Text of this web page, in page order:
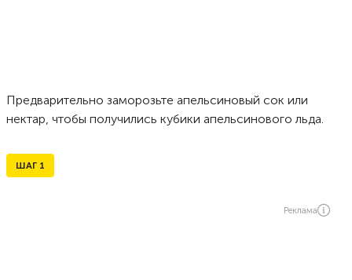
Предварительно заморозьте апельсиновый сок или
нектар, чтобы получились кубики апельсинового льда.
ШАГ 1
Реклама